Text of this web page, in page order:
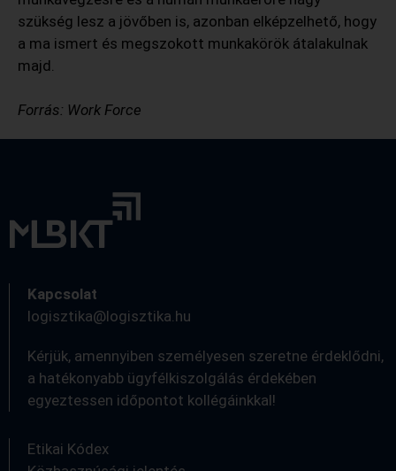
szükség lesz a jövőben is, azonban elképzelhető, hogy
a ma ismert és megszokott munkakörök átalakulnak
majd.
Forrás: Work Force
Kapcsolat
logisztika@logisztika.hu
Kérjük, amennyiben személyesen szeretne érdeklődni,
a hatékonyabb ügyfélkiszolgálás érdekében
egyeztessen időpontot kollégáinkkal!
Etikai Kódex